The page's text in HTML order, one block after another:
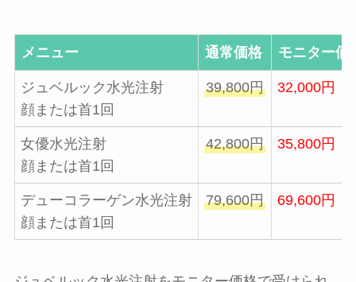
メニュー 通常価格 モニター価
ジュベルック水光注射
顔または首1回
39,800円 32,000円
女優水光注射
顔または首1回
42,800円 35,800円
デューコラーゲン水光注射
顔または首1回
79,600円 69,600円